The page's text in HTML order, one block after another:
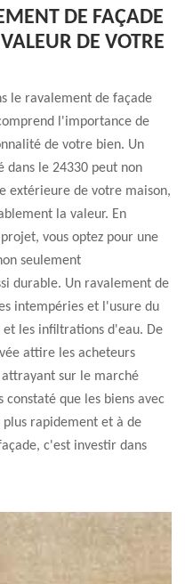
DE FAÇADE
DE VOTRE
le ravalement de façade
l'importance de
de votre bien. Un
dans le 24330 peut non
extérieure de votre maison,
la valeur. En
vous optez pour une
seulement
durable. Un ravalement de
intempéries et l'usure du
les infiltrations d'eau. De
attire les acheteurs
sur le marché
constaté que les biens avec
plus rapidement et à de
c'est investir dans